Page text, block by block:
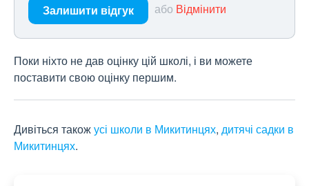
Залишити відгук або Відмінити
Поки ніхто не дав оцінку цій школі, і ви можете
поставити свою оцінку першим.
Дивіться такожусі школи в Микитинцях, дитячі садки в
Микитинцях.